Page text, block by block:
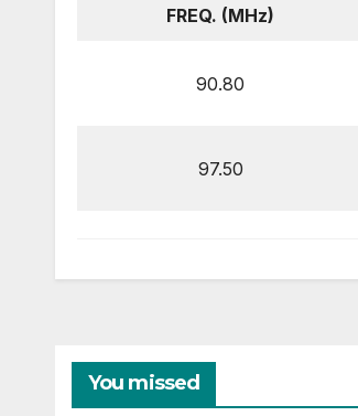
FREQ. (MHz)
90.80
97.50
You missed